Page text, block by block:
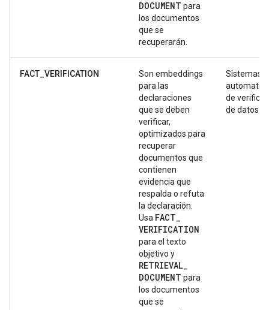
DOCUMENT para
los documentos
que se
recuperarán.
FACT_VERIFICATION
Son embeddings
para las
declaraciones
que se deben
verificar,
optimizados para
recuperar
documentos que
contienen
evidencia que
respalda o refuta
la declaración.
Usa FACT_
VERIFICATION
para el texto
objetivo y
RETRIEVAL_
DOCUMENT para
los documentos
que se
Sistemas
de
de datos